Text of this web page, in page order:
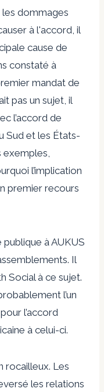
dommages
à l'accord, il
cause de
constaté à
mandat de
pas un sujet, il
l’accord de
Sud et les États-
exemples,
l’implication
premier recours
publique à AUKUS
Il
Social à ce sujet.
l’un
l’accord
à celui-ci.
rocailleux. Les
les relations